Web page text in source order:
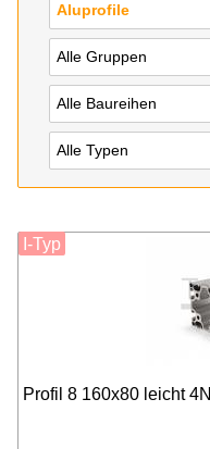
Aluprofile
Alle Gruppen
Alle Baureihen
Alle Typen
Profil 8 160x80 leicht 4N
I-Typ